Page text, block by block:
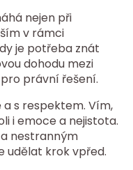
nejen při
v rámci
je potřeba znát
dohodu mezi
právní řešení.
a s respektem. Vím,
i emoce a nejistota.
nestranným
udělat krok vpřed.